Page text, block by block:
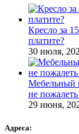
Кресло за
платите?
30 июля,
Мебельный
не пожалеть
29 июня,
Адреса: